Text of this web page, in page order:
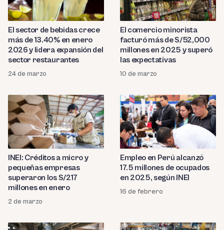
El sector de bebidas crece
más de 13.40% en enero
2026 y lidera expansión del
sector restaurantes
24 de marzo
El comercio minorista
facturó más de S/52,000
millones en 2025 y superó
las expectativas
10 de marzo
INEI: Créditos a micro y
pequeñas empresas
superaron los S/217
millones en enero
2 de marzo
Empleo en Perú alcanzó
17.5 millones de ocupados
en 2025, según INEI
16 de febrero